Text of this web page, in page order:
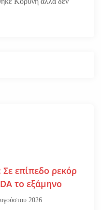
επίπεδο ρεκόρ
το εξάμηνο
2026